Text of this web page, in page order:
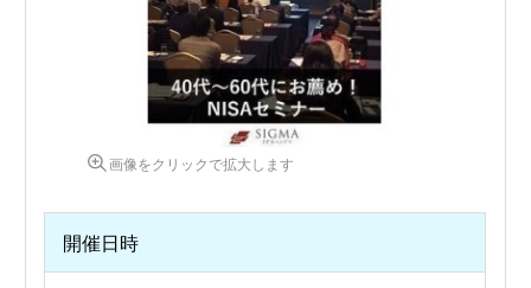
画像をクリックで拡大します
開催日時